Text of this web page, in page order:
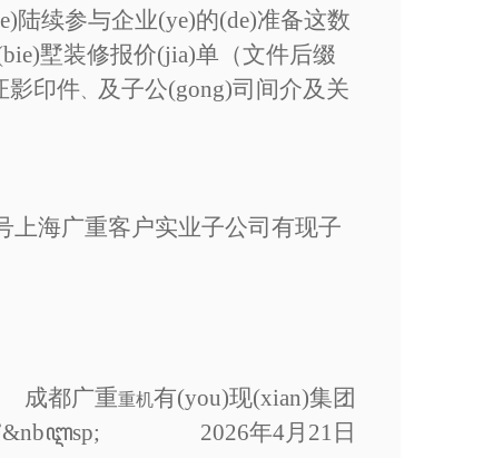
陆续参与企业(ye)的(de)准备这数
墅装修报价(jia)单（文件后缀
影印件
及子公(gong)司间介及关
上海广重客户实业子公司有现子
成都广重重机有(you)现(xian)集团
2026年4月21日